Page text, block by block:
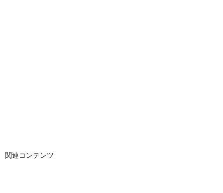
関連コンテンツ